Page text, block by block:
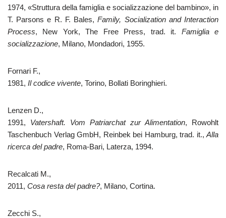
1974, «Struttura della famiglia e socializzazione del bambino», in
T. Parsons e R. F. Bales,Family, Socialization and Interaction
Process, New York, The Free Press, trad. it. Famiglia e
socializzazione, Milano, Mondadori, 1955.
Fornari F.,
1981, Il codice vivente, Torino, Bollati Boringhieri.
Lenzen D.,
1991, Vatershaft. Vom Patriarchat zur Alimentation, Rowohlt
Taschenbuch Verlag GmbH, Reinbek bei Hamburg, trad. it., Alla
ricerca del padre, Roma-Bari, Laterza, 1994.
Recalcati M.,
2011, Cosa resta del padre?, Milano, Cortina.
Zecchi S.,